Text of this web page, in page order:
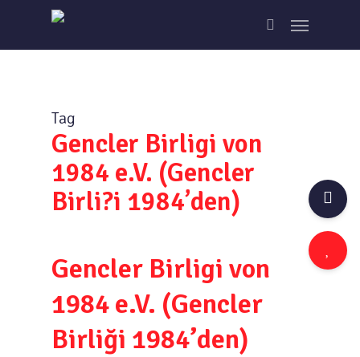
main
search
Menu
Tag
Gencler Birligi von
1984 e.V. (Gencler
Birli?i 1984’den)
Gencler Birligi von
1984 e.V. (Gencler
Birliği 1984’den)